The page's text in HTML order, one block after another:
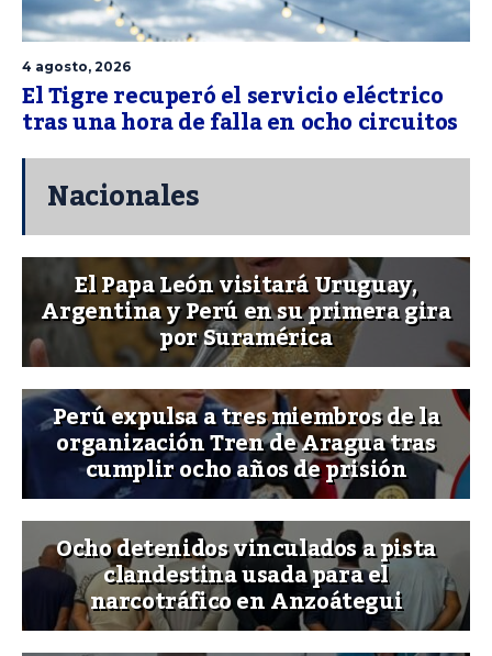
4 agosto, 2026
El Tigre recuperó el servicio eléctrico
tras una hora de falla en ocho circuitos
Nacionales
El Papa León visitará Uruguay,
Argentina y Perú en su primera gira
por Suramérica
Perú expulsa a tres miembros de la
organización Tren de Aragua tras
cumplir ocho años de prisión
Ocho detenidos vinculados a pista
clandestina usada para el
narcotráfico en Anzoátegui